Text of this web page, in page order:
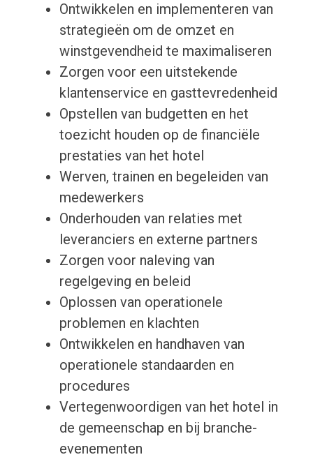
Ontwikkelen en implementeren van
strategieën om de omzet en
winstgevendheid te maximaliseren
Zorgen voor een uitstekende
klantenservice en gasttevredenheid
Opstellen van budgetten en het
toezicht houden op de financiële
prestaties van het hotel
Werven, trainen en begeleiden van
medewerkers
Onderhouden van relaties met
leveranciers en externe partners
Zorgen voor naleving van
regelgeving en beleid
Oplossen van operationele
problemen en klachten
Ontwikkelen en handhaven van
operationele standaarden en
procedures
Vertegenwoordigen van het hotel in
de gemeenschap en bij branche-
evenementen